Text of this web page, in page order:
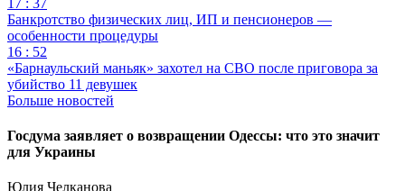
Банкротство физических лиц, ИП и пенсионеров —
особенности процедуры
16 : 52
«Барнаульский маньяк» захотел на СВО после приговора за
убийство 11 девушек
Больше новостей
Госдума заявляет о возвращении Одессы: что это значит
для Украины
Юлия Челканова